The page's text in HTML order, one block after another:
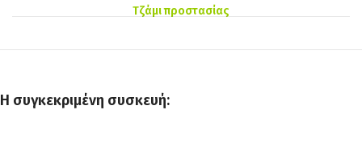
Τζάμι προστασίας
Η συγκεκριμένη συσκευή: